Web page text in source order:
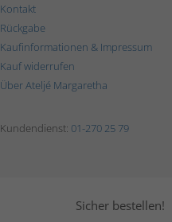
Kontakt
Rückgabe
Kaufinformationen & Impressum
Kauf widerrufen
Über Ateljé Margaretha
Kundendienst: 01-270 25 79
Sicher bestellen!